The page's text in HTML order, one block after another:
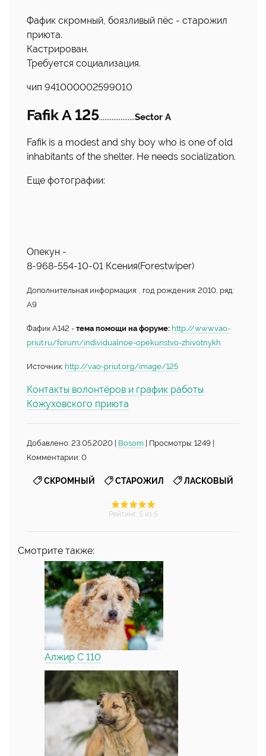
Фафик скромный, боязливый пёс - старожил
приюта.
Кастрирован.
Требуется социализация.
чип 941000002599010
Fafik A 125....................Sector A
Fafik is a modest and shy boy who is one of old
inhabitants of the shelter. He needs socialization.
Еще фотографии:
Опекун -
8-968-554-10-01 Ксения(Forestwiper)
Дополнительная информация: , год рождения: 2010, ряд:
А9
Фафик А142 -тема помощи на форуме: http://www.vao-
priut.ru/forum/individualnoe-opekunstvo-zhivotnykh
Источник: http://vao-priut.org/image/125
Контакты волонтёров и график работы
Кожуховского приюта
Добавлено: 23.05.2020 | Bosom | Просмотры: 1249 |
Комментарии: 0
СКРОМНЫЙ СТАРОЖИЛ ЛАСКОВЫЙ
Рейтинг: 5 из 5
Смотрите также:
Алжир С 110